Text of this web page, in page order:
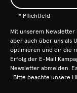
* Pflichtfeld
Mit unserem
aber auch über uns als
optimieren und dir die
Erfolg der E-Mail
Newsletter abmelden.
. Bitte beachte unsere